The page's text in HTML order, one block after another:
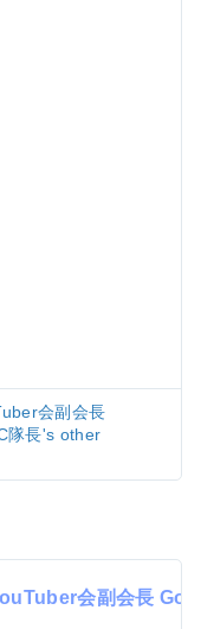
会副会長
隊長's other
会副会長